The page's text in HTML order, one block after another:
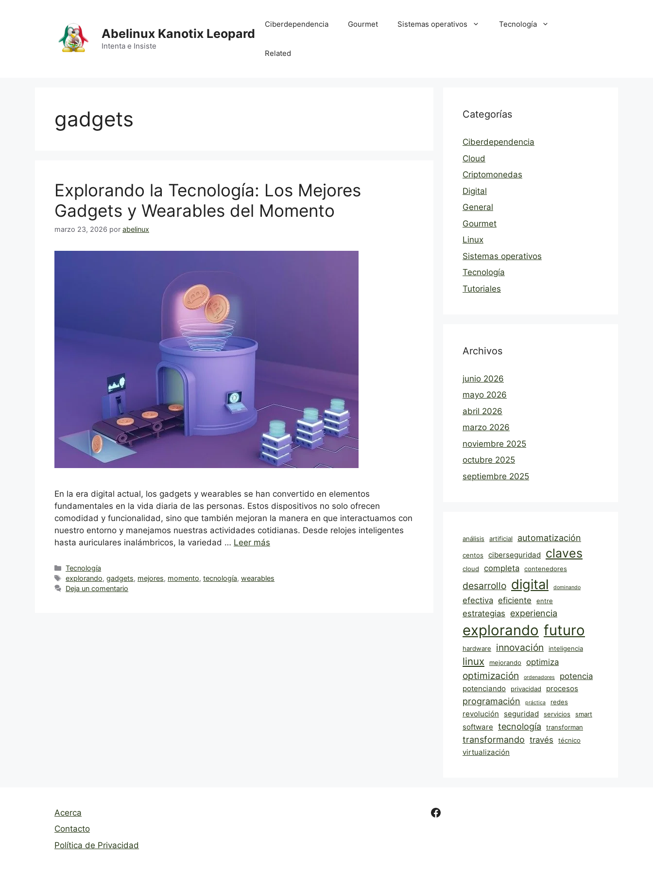
Abelinux Kanotix Leopard
Intenta e Insiste
Ciberdependencia Gourmet Sistemas operativos Tecnología
Related
gadgets
Explorando la Tecnología: Los Mejores
Gadgets y Wearables del Momento
marzo 23, 2026 por abelinux
En la era digital actual, los gadgets y wearables se han convertido en elementos
fundamentales en la vida diaria de las personas. Estos dispositivos no solo ofrecen
comodidad y funcionalidad, sino que también mejoran la manera en que interactuamos con
nuestro entorno y manejamos nuestras actividades cotidianas. Desde relojes inteligentes
hasta auriculares inalámbricos, la variedad … Leer más
Categorías
Tecnología
Etiquetas
explorando,gadgets, mejores, momento,tecnología,wearables
Deja un comentario
Categorías
Ciberdependencia
Cloud
Criptomonedas
Digital
General
Gourmet
Linux
Sistemas operativos
Tecnología
Tutoriales
Archivos
junio 2026
mayo 2026
abril 2026
marzo 2026
noviembre 2025
octubre 2025
septiembre 2025
análisis artificial automatización
centos ciberseguridad claves
cloud completa contenedores
desarrollo digital dominando
efectiva eficiente entre
estrategias experiencia
explorando futuro
hardware innovación inteligencia
linux mejorando optimiza
optimización ordenadores potencia
potenciando privacidad procesos
programación práctica redes
revolución seguridad servicios smart
software tecnología transforman
transformando través técnico
virtualización
Acerca
Contacto
Política de Privacidad
Facebook